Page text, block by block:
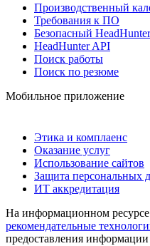
Производственный
Требования к ПО
Безопасный HeadHunter
HeadHunter API
Поиск работы
Поиск по резюме
Мобильное приложение
Этика и комплаенс
Оказание услуг
Использование сайтов
Защита персональных
ИТ аккредитация
На информационном
рекомендательные
предоставления информации